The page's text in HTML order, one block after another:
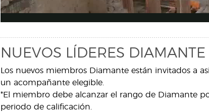
NUEVOS LÍDERES DIAMANTE
Los nuevos miembros Diamante están invitados a
un acompañante elegible.
*El miembro debe alcanzar el rango de Diamante
periodo de calificación.